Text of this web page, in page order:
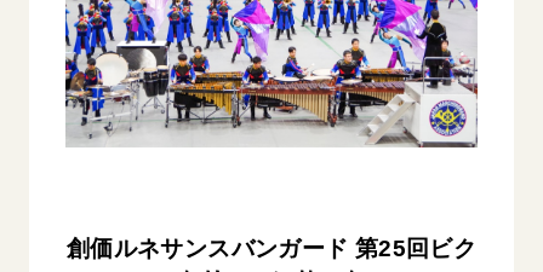
日蓮大聖人
創価学会の三代会長
初代会長・牧口常三郎先生
第2代会長・戸田城聖先生
主な行事
年間の活動について
友人葬
彼岸
「持続可能な開発目標（SDGs）」の取り組み
人道支援
音楽活動
展示活動
世界の創価学会の歴史
創価学会 会憲
創価学会 会則
創価学会 社会憲章
沿革
会員サポート
座談会御書ｅ講義
関連リンク
ご利用にあたって
創価ルネサンスバンガード 第25回ビク